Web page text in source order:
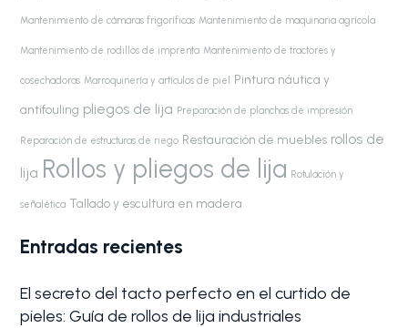
Mantenimiento de cámaras frigoríficas Mantenimiento de maquinaria agrícola
Mantenimiento de rodillos de imprenta Mantenimiento de tractores y
cosechadoras Marroquinería y artículos de piel Pintura náutica y
antifouling pliegos de lija Preparación de planchas de impresión
Reparación de estructuras de riego Restauración de muebles rollos de
lija Rollos y pliegos de lija Rotulación y
señalética Tallado y escultura en madera
Entradas recientes
El secreto del tacto perfecto en el curtido de
pieles: Guía de rollos de lija industriales